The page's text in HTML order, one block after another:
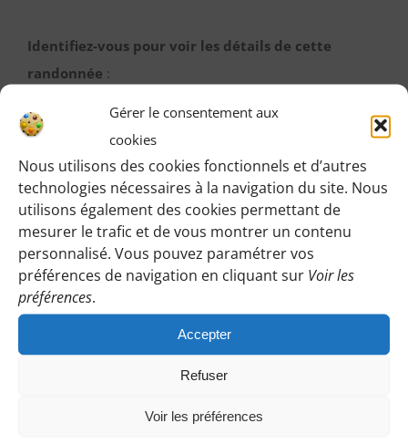
Gérer le consentement aux
cookies
Nous utilisons des cookies fonctionnels et d’autres
technologies nécessaires à la navigation du site. Nous
utilisons également des cookies permettant de
mesurer le trafic et de vous montrer un contenu
personnalisé. Vous pouvez paramétrer vos
préférences de navigation en cliquant sur Voir les
préférences.
Accepter
Refuser
Voir les préférences
Identifiez-vous pour voir les détails de cette
randonnée :
accéder ici à toutes les informations de rendez-vous,
M’IDENTIFIER
Vous pouvez participer à une randonnée d’essai
sans engagement de votre part :
Cliquez sur le bouton ci-dessous et indiquez-nous votre
vous répondre en vous précisant le lieu de rendez-vous